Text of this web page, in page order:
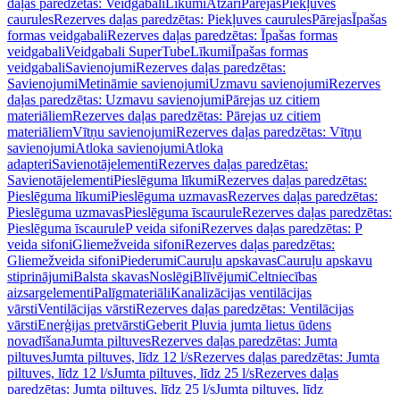
daļas paredzētas: Veidgabali LīkumiAtzari PārejasPiekļuves
caurulesRezerves daļas paredzētas: Piekļuves caurulesPārejasĪpašas
formas veidgabaliRezerves daļas paredzētas: Īpašas formas
veidgabaliVeidgabali SuperTubeLīkumiĪpašas formas
veidgabaliSavienojumiRezerves daļas paredzētas:
SavienojumiMetināmie savienojumiUzmavu savienojumiRezerves
daļas paredzētas: Uzmavu savienojumiPārejas uz citiem
materiāliemRezerves daļas paredzētas: Pārejas uz citiem
materiāliemVītņu savienojumiRezerves daļas paredzētas: Vītņu
savienojumiAtloka savienojumiAtloka
adapteriSavienotājelementiRezerves daļas paredzētas:
SavienotājelementiPieslēguma līkumiRezerves daļas paredzētas:
Pieslēguma līkumiPieslēguma uzmavasRezerves daļas paredzētas:
Pieslēguma uzmavasPieslēguma īscauruleRezerves daļas paredzētas:
Pieslēguma īscauruleP veida sifoniRezerves daļas paredzētas: P
veida sifoniGliemežveida sifoniRezerves daļas paredzētas:
Gliemežveida sifoniPiederumiCauruļu apskavasCauruļu apskavu
stiprinājumiBalsta skavasNoslēgiBlīvējumiCeltniecības
aizsargelementiPalīgmateriāliKanalizācijas ventilācijas
vārstiVentilācijas vārstiRezerves daļas paredzētas: Ventilācijas
vārstiEnerģijas pretvārstiGeberit Pluvia jumta lietus ūdens
novadīšanaJumta piltuvesRezerves daļas paredzētas: Jumta
piltuvesJumta piltuves, līdz 12 l/sRezerves daļas paredzētas: Jumta
piltuves, līdz 12 l/sJumta piltuves, līdz 25 l/sRezerves daļas
paredzētas: Jumta piltuves, līdz 25 l/sJumta piltuves, līdz